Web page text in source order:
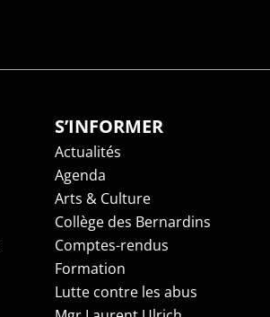
S’INFORMER
Actualités
Agenda
Arts & Culture
Collège des Bernardins
Comptes-rendus
Formation
Lutte contre les abus